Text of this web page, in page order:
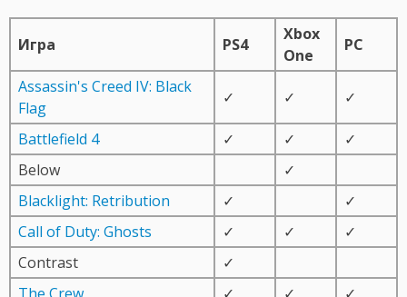
Игра PS4
Xbox
One
PC
Assassin's Creed IV: Black
Flag
✓ ✓ ✓
Battlefield 4 ✓ ✓
✓
Below
✓
Blacklight: Retribution
✓
✓
Call of Duty: Ghosts
✓ ✓
✓
Contrast
✓